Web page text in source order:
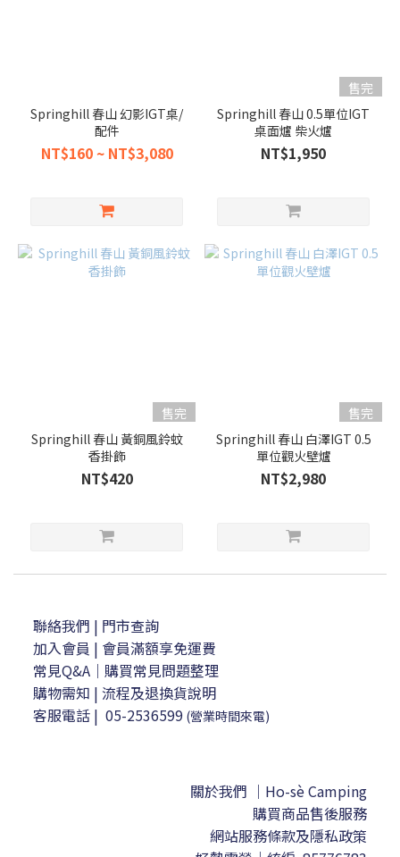
Springhill 春山 幻影IGT桌/
配件
NT$160 ~ NT$3,080
售完
Springhill 春山 0.5單位IGT
桌面爐 柴火爐
NT$1,950
售完
Springhill 春山 黃銅風鈴蚊
香掛飾
NT$420
售完
Springhill 春山 白澤IGT 0.5
單位觀火壁爐
NT$2,980
聯絡我們 | 門市查詢
加入會員 | 會員滿額享免運費
常見Q&A｜購買常見問題整理
購物需知 | 流程及退換貨說明
客服電話 | 05-2536599 (營業時間來電)
關於我們 ｜Ho-sè Camping
購買商品售後服務
網站服務條款及隱私政策